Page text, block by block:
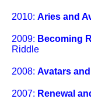
2010: Aries and
2009: Becoming
Riddle
2008: Avatars
2007: Renewal